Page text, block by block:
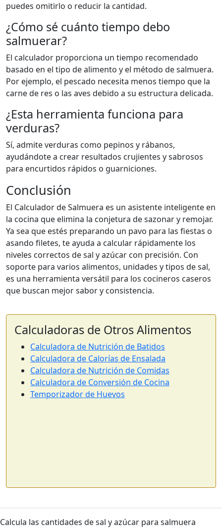
puedes omitirlo o reducir la cantidad.
¿Cómo sé cuánto tiempo debo
salmuerar?
El calculador proporciona un tiempo recomendado
basado en el tipo de alimento y el método de salmuera.
Por ejemplo, el pescado necesita menos tiempo que la
carne de res o las aves debido a su estructura delicada.
¿Esta herramienta funciona para
verduras?
Sí, admite verduras como pepinos y rábanos,
ayudándote a crear resultados crujientes y sabrosos
para encurtidos rápidos o guarniciones.
Conclusión
El Calculador de Salmuera es un asistente inteligente en
la cocina que elimina la conjetura de sazonar y remojar.
Ya sea que estés preparando un pavo para las fiestas o
asando filetes, te ayuda a calcular rápidamente los
niveles correctos de sal y azúcar con precisión. Con
soporte para varios alimentos, unidades y tipos de sal,
es una herramienta versátil para los cocineros caseros
que buscan mejor sabor y consistencia.
Calculadoras de Otros Alimentos
Calculadora de Nutrición de Batidos
Calculadora de Calorías de Ensalada
Calculadora de Nutrición de Comidas
Calculadora de Conversión de Cocina
Temporizador de Huevos
Calcula las cantidades de sal y azúcar para salmuera